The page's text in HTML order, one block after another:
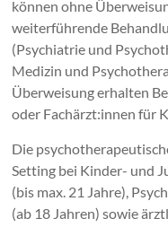
können ohne
weiterführende
(Psychiatrie und
Medizin und
Überweisung erhalten
oder Fachärzt:innen für
Die
Setting bei Kinder- und
(bis max. 21 Jahre),
(ab 18 Jahren) sowie